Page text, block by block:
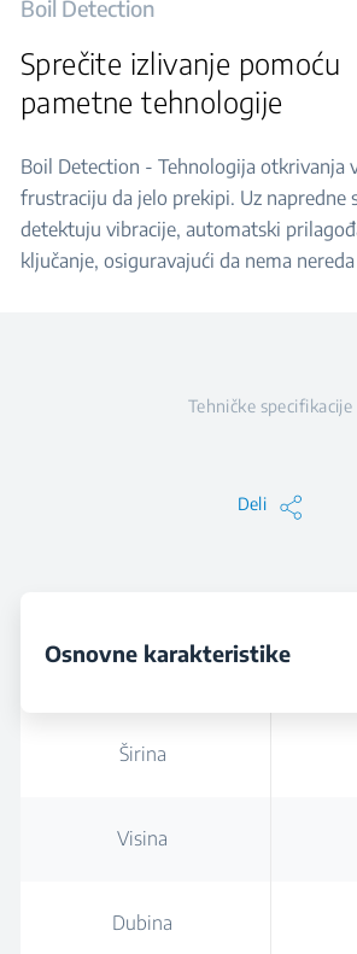
Boil Detection
Sprečite izlivanje pomoću
pametne tehnologije
Boil Detection - Tehnologija otkrivanja
frustraciju da jelo prekipi. Uz napredne
detektuju vibracije, automatski
ključanje, osiguravajući da nema
Tehničke specifikacije
Deli
Osnovne karakteristike
Širina
Visina
Dubina